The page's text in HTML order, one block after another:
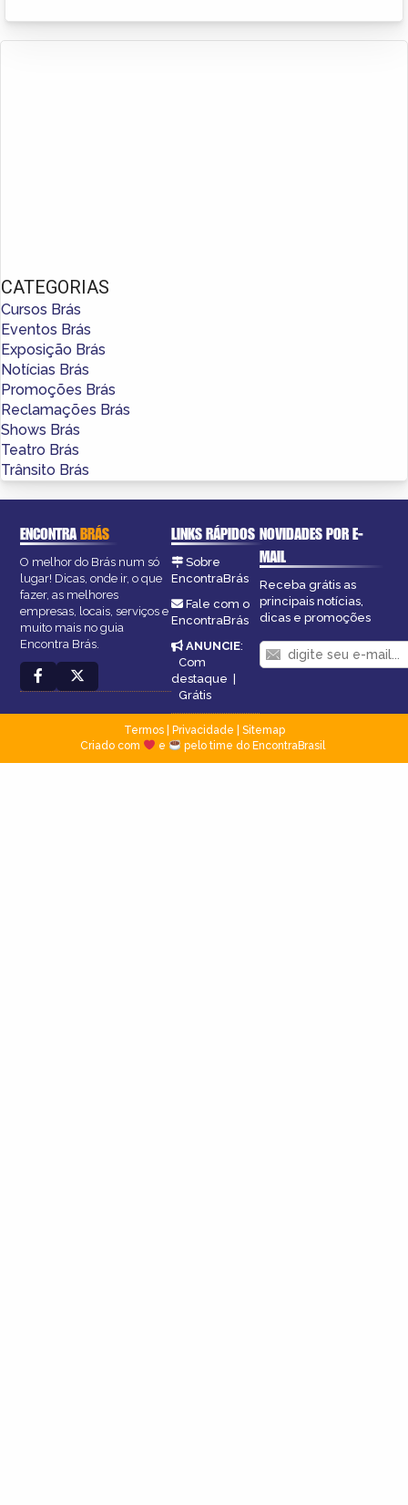
CATEGORIAS
Cursos Brás
Eventos Brás
Exposição Brás
Notícias Brás
Promoções Brás
Reclamações Brás
Shows Brás
Teatro Brás
Trânsito Brás
ENCONTRABRÁS
O melhor do Brás num só
lugar! Dicas, onde ir, o que
fazer, as melhores
empresas, locais, serviços e
muito mais no guia
Encontra Brás.
LINKS RÁPIDOS
Sobre
EncontraBrás
Fale com o
EncontraBrás
ANUNCIE:
Com
destaque
Grátis
NOVIDADES POR E-
MAIL
Receba grátis as
principais notícias,
dicas e promoções
Termos| Privacidade
Sitemap
Criado com
e pelo time do EncontraBrasil